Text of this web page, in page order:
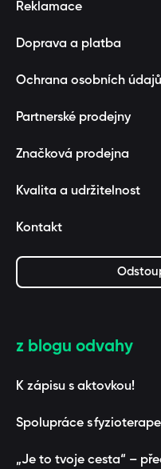
Reklamace
Doprava a platba
Ochrana osobních údajů
Partnerské prodejny
Značková prodejna
Kvalita a udržitelnost
Kontakt
z blogu odvahy
K zápisu s aktovkou!
Spolupráce s
„Je to tvoje cesta“ –